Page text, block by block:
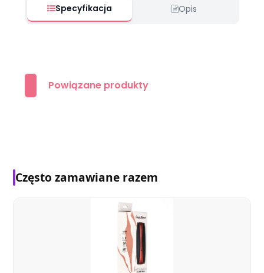
Specyfikacja Opis
Powiązane produkty
Często zamawiane razem